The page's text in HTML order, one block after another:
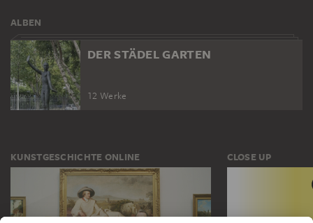
ALBEN
DER STÄDEL GARTEN
12 Werke
KUNSTGESCHICHTE ONLINE CLOSE UP